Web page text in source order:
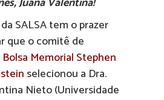
SALSA tem o prazer
que o comitê de
Bolsa Memorial Stephen
selecionou a Dra.
Nieto (Universidade